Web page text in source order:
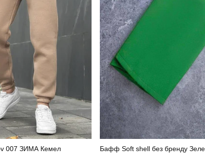
007 ЗИМА Кемел
Бафф Soft shell без бренду